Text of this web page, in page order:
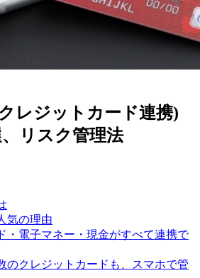
レジットカード連携)
リスク管理法
気の理由
・電子マネー・現金がすべて連携で
のクレジットカードも、スマホで管